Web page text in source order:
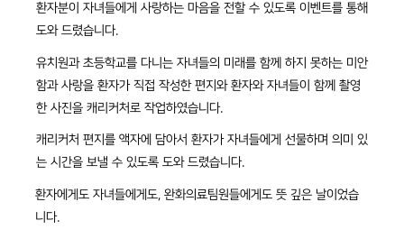
환자분이 자녀들에게 사랑하는 마음을 전할 수 있도록 이벤트를 통해
도와 드렸습니다.
유치원과 초등학교를 다니는 자녀들의 미래를 함께 하지 못하는 미안
함과 사랑을 환자가 직접 작성한 편지와 환자와 자녀들이 함께 촬영
한 사진을 캐리커처로 작업하였습니다.
캐리커처 편지를 액자에 담아서 환자가 자녀들에게 선물하며 의미 있
는 시간을 보낼 수 있도록 도와 드렸습니다.
환자에게도 자녀들에게도, 완화의료팀원들에게도 뜻 깊은 날이었습
니다.